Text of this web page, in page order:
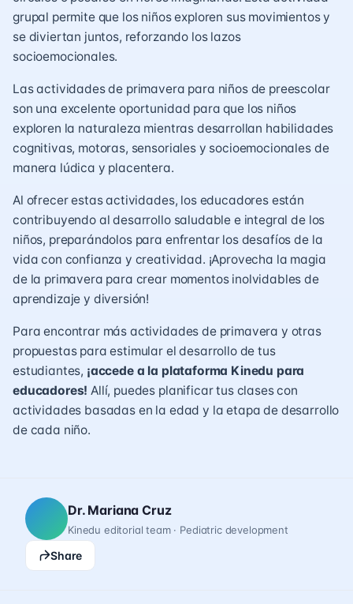
grupal permite que los niños exploren sus movimientos y
se diviertan juntos, reforzando los lazos
socioemocionales.
Las actividades de primavera para niños de preescolar
son una excelente oportunidad para que los niños
exploren la naturaleza mientras desarrollan habilidades
cognitivas, motoras, sensoriales y socioemocionales de
manera lúdica y placentera.
Al ofrecer estas actividades, los educadores están
contribuyendo al desarrollo saludable e integral de los
niños, preparándolos para enfrentar los desafíos de la
vida con confianza y creatividad. ¡Aprovecha la magia
de la primavera para crear momentos inolvidables de
aprendizaje y diversión!
Para encontrar más actividades de primavera y otras
propuestas para estimular el desarrollo de tus
estudiantes, ¡accede a la plataforma Kinedu para
educadores! Allí, puedes planificar tus clases con
actividades basadas en la edad y la etapa de desarrollo
de cada niño.
Dr. Mariana Cruz
Kinedu editorial team · Pediatric development
Share